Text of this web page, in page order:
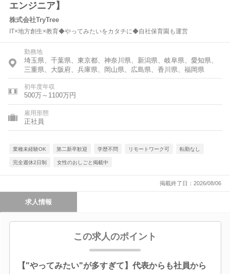
エンジニア】
株式会社TryTree
IT×地方創生×教育◆やってみたいをカタチに◆自社保育園も運営
勤務地
埼玉県、千葉県、東京都、神奈川県、新潟県、岐阜県、愛知県、
三重県、大阪府、兵庫県、岡山県、広島県、香川県、福岡県
初年度年収
500万～1100万円
雇用形態
正社員
業種未経験OK 第二新卒歓迎 学歴不問 リモートワーク可 転勤なし
完全週休2日制 女性のおしごと掲載中
掲載終了日：2026/08/06
求人情報
この求人のポイント
【"やってみたい"が多すぎて】代表からも社員から